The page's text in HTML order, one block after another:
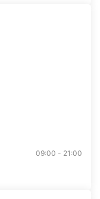
09:00 - 21:00